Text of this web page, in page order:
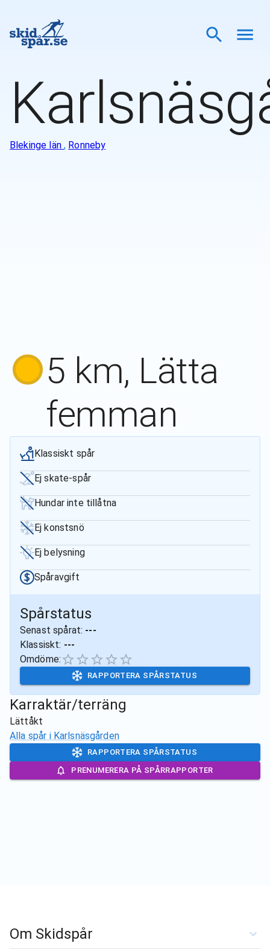
Blekinge län , Ronneby
5 km, Lätta
femman
Klassiskt spår
Ej skate-spår
Hundar inte tillåtna
Ej konstsnö
Ej belysning
Spåravgift
Spårstatus
Senast spårat: ---
Klassiskt: ---
Omdöme:
RAPPORTERA SPÅRSTATUS
Karraktär/terräng
Lättåkt
Alla spår i Karlsnäsgården
RAPPORTERA SPÅRSTATUS
PRENUMERERA PÅ SPÅRRAPPORTER
Om Skidspår